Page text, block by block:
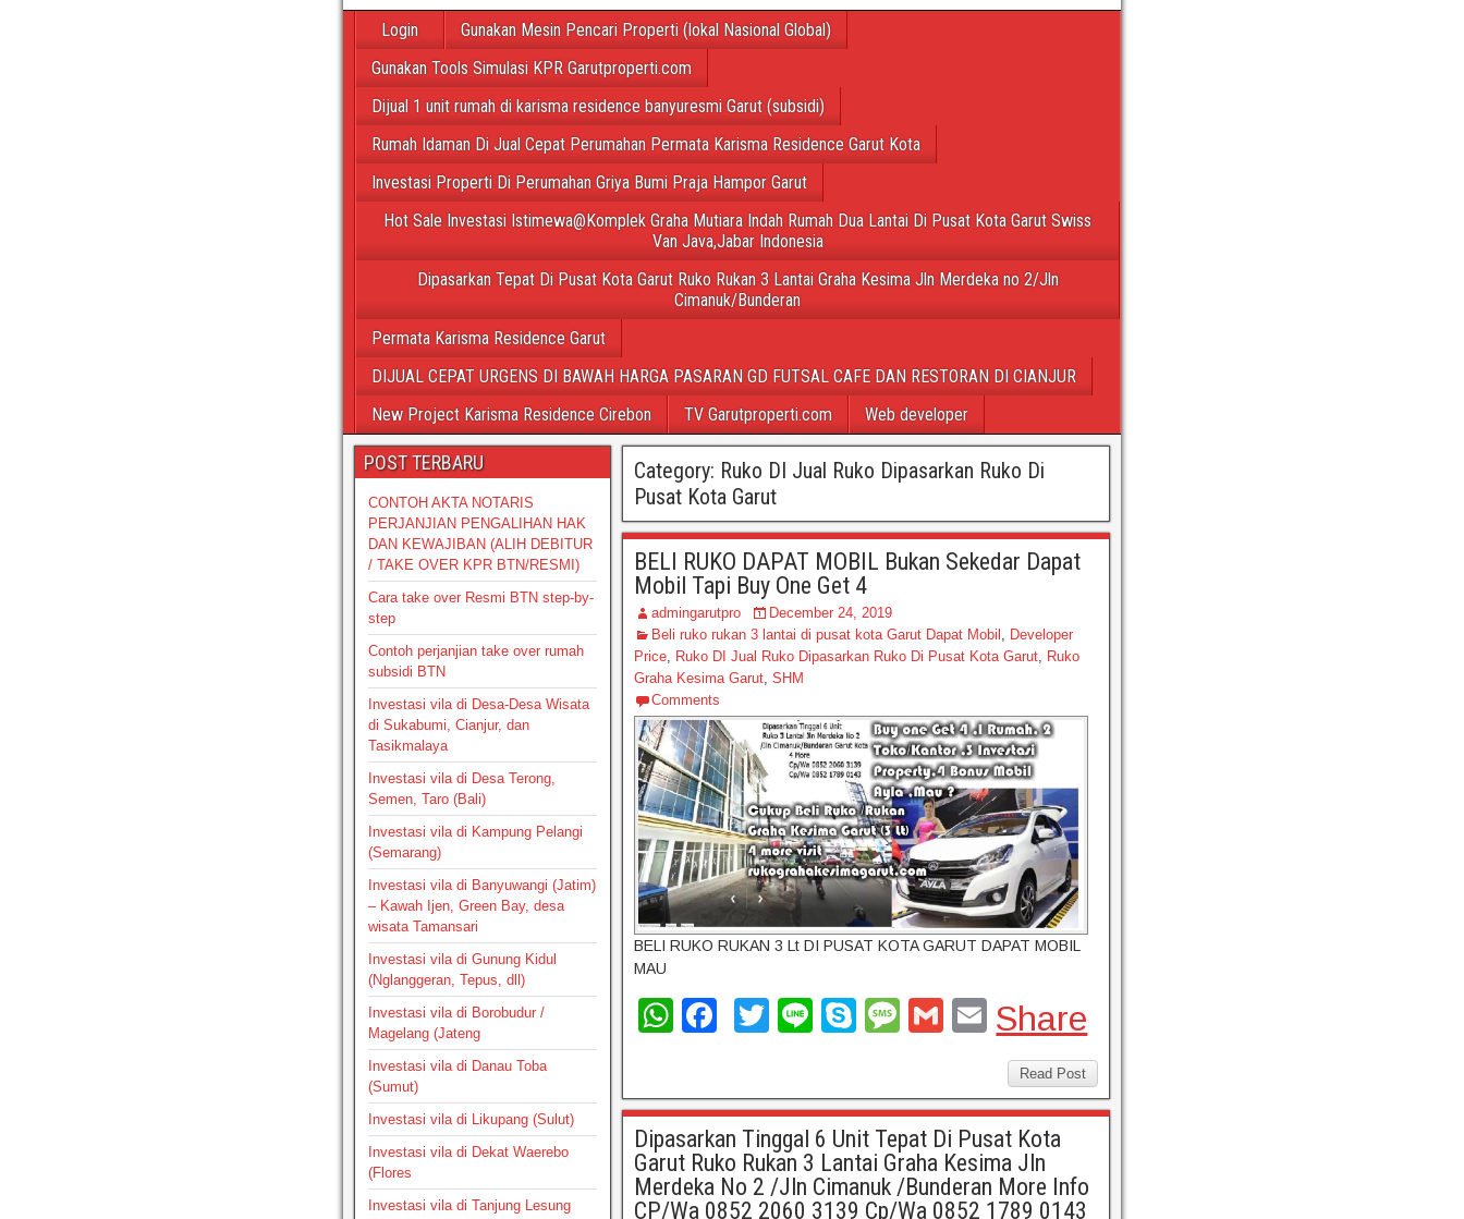
Login
Gunakan Mesin Pencari Properti (lokal Nasional Global)
Gunakan Tools Simulasi KPR Garutproperti.com
Dijual 1 unit rumah di karisma residence banyuresmi Garut (subsidi)
Rumah Idaman Di Jual Cepat Perumahan Permata Karisma Residence Garut Kota
Investasi Properti Di Perumahan Griya Bumi Praja Hampor Garut
Hot Sale Investasi Istimewa@Komplek Graha Mutiara Indah Rumah Dua Lantai Di Pusat Kota Garut Swiss
Van Java,Jabar Indonesia
Dipasarkan Tepat Di Pusat Kota Garut Ruko Rukan 3 Lantai Graha Kesima Jln Merdeka no 2/Jln
Cimanuk/Bunderan
Permata Karisma Residence Garut
DIJUAL CEPAT URGENS DI BAWAH HARGA PASARAN GD FUTSAL CAFE DAN RESTORAN DI CIANJUR
New Project Karisma Residence Cirebon
TV Garutproperti.com Web developer
Category: Ruko DI Jual Ruko Dipasarkan Ruko Di
Pusat Kota Garut
BELI RUKO DAPAT MOBIL Bukan Sekedar Dapat
Mobil Tapi Buy One Get 4
admingarutpro
December 24, 2019
Beli ruko rukan 3 lantai di pusat kota Garut Dapat Mobil , Developer
Price, Ruko DI Jual Ruko Dipasarkan Ruko Di Pusat Kota Garut, Ruko
Graha Kesima Garut,SHM
Comments
BELI RUKO RUKAN 3 Lt DI PUSAT KOTA GARUT DAPAT MOBIL
MAU
W
s
A
p
F
e
b
o
T
er
Li
S
e
M
a
g
e
G
E
m
ail
Share
Read Post
Dipasarkan Tinggal 6 Unit Tepat Di Pusat Kota
Garut Ruko Rukan 3 Lantai Graha Kesima Jln
Merdeka No 2 /Jln Cimanuk /Bunderan More Info
CP/Wa 0852 2060 3139 Cp/Wa 0852 1789 0143
POST TERBARU
CONTOH AKTA NOTARIS
PERJANJIAN PENGALIHAN HAK
DAN KEWAJIBAN (ALIH DEBITUR
/ TAKE OVER KPR BTN/RESMI)
Cara take over Resmi BTN step-by-
step
Contoh perjanjian take over rumah
subsidi BTN
Investasi vila di Desa-Desa Wisata
di Sukabumi, Cianjur, dan
Tasikmalaya
Investasi vila di Desa Terong,
Semen, Taro (Bali)
Investasi vila di Kampung Pelangi
(Semarang)
Investasi vila di Banyuwangi (Jatim)
– Kawah Ijen, Green Bay, desa
wisata Tamansari
Investasi vila di Gunung Kidul
(Nglanggeran, Tepus, dll)
Investasi vila di Borobudur /
Magelang (Jateng
Investasi vila di Danau Toba
(Sumut)
Investasi vila di Likupang (Sulut)
Investasi vila di Dekat Waerebo
(Flores
Investasi vila di Tanjung Lesung